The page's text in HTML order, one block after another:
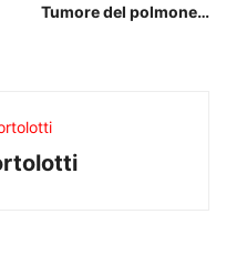
Tumore del polmone…